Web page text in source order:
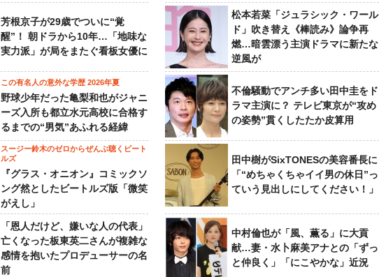
芳根京子が29歳でついに“覚
醒”！ 朝ドラから10年…「地味な
実力派」が局をまたぐ看板女優に
松本若菜「ジュラシック・ワール
ド」吹き替え《棒読み》論争再
燃…暗雲漂う主演ドラマに新たな
逆風が
この有名人の意外な学歴 2026年夏
野球少年だった亀梨和也がジャニ
ーズ入所も都立水元高校に合格す
るまでの“男気”あふれる経緯
不倫騒動でアンチ多い田中圭をド
ラマ主演に？ テレビ東京が“攻め
の姿勢”貫くしたたか皮算用
スージー鈴木のゼロからぜんぶ聴くビート
ルズ
『グラス・オニオン』コミックソ
ング然としたビートルズ版「微笑
がえし」
田中樹がSixTONESの美容番長に
「“めちゃくちゃイイ男の休日”っ
ていう見出しにしてください！」
「恩人だけど、嫌いな人の代表」
亡くなった板東英二さんが複雑な
感情を抱いたプロデューサーの名
前
中村倫也が「風、薫る」に大貢
献…妻・水卜麻美アナとの「ずっ
と仲良く」「にこやかな」近況